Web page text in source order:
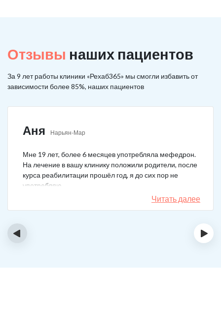
Отзывы наших пациентов
За 9 лет работы клиники «Рехаб365» мы смогли избавить от
зависимости более 85%, наших пациентов
Аня Нарьян-Мар
Мне 19 лет, более 6 месяцев употребляла мефедрон.
На лечение в вашу клинику положили родители, после
курса реабилитации прошёл год, я до сих пор не
употребляю.
Читать далее
‹ ›